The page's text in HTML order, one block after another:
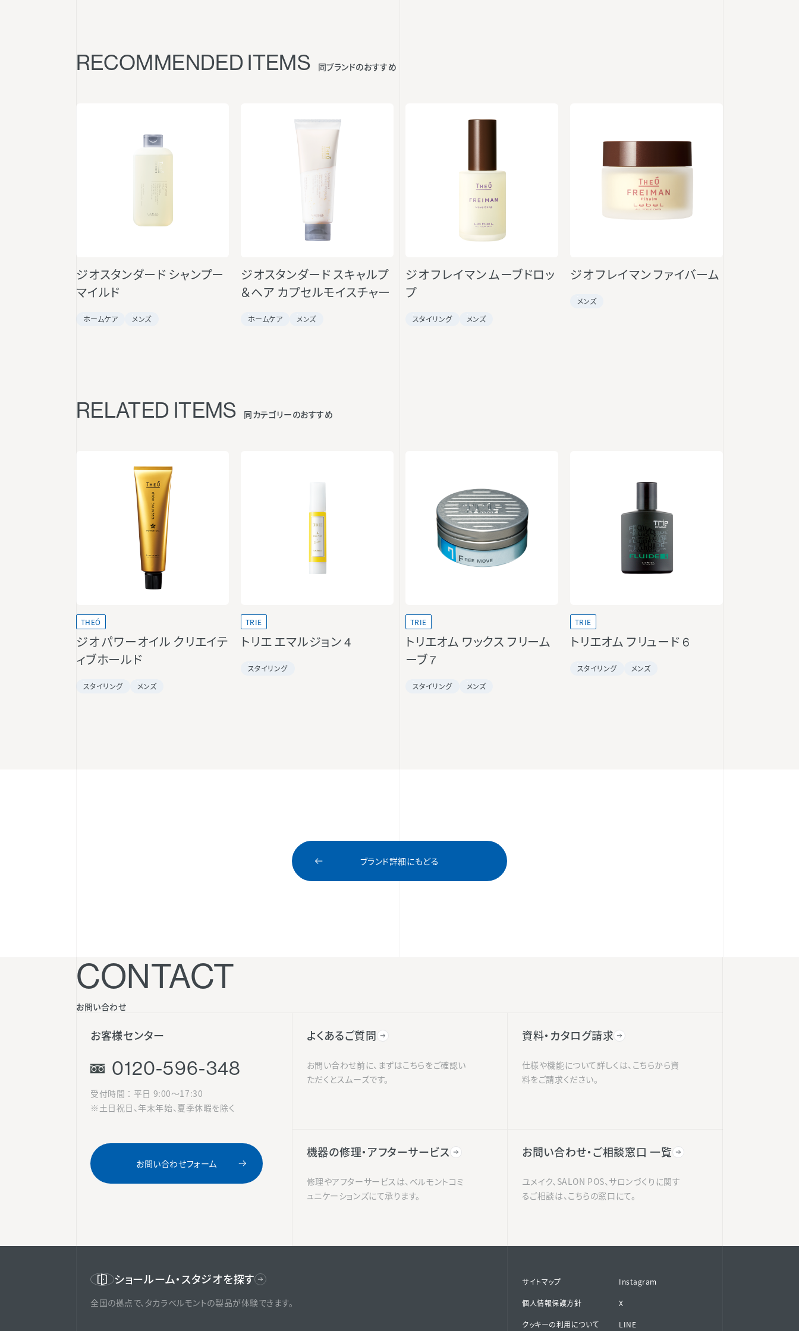
RECOMMENDED ITEMS 同ブランドのおすすめ
ジオスタンダード シャンプー
マイルド
ホームケア メンズ
ジオスタンダード スキャルプ
＆ヘア カプセルモイスチャー
ホームケア メンズ
ジオ フレイマン ムーブドロッ
プ
スタイリング メンズ
ジオ フレイマン ファイバーム
メンズ
RELATED ITEMS 同カテゴリーのおすすめ
THEÓ
ジオ パワーオイル クリエイテ
ィブホールド
スタイリング メンズ
TRIE
トリエ エマルジョン 4
スタイリング
TRIE
トリエオム ワックス フリーム
ーブ 7
スタイリング メンズ
TRIE
トリエオム フリュード 6
スタイリング メンズ
ブランド詳細にもどる
CONTACT
お問い合わせ
よくあるご質問
お問い合わせ前に、まずはこちらをご確認い
ただくとスムーズです。
資料・カタログ請求
仕様や機能について詳しくは、こちらから資
料をご請求ください。
機器の修理・アフターサービス
修理やアフターサービスは、ベルモントコミ
ュニケーションズにて承ります。
お問い合わせ・ご相談窓口 一覧
ユメイク、SALON POS、サロンづくりに関す
るご相談は、こちらの窓口にて。
お客様センター
0120-596-348
受付時間 ： 平日 9:00〜17:30
※土日祝日、年末年始、夏季休暇を除く
お問い合わせフォーム
ショールーム・スタジオを探す
全国の拠点で、タカラベルモントの製品が体験できます。
サイトマップ
個人情報保護方針
クッキーの利用について
Instagram
X
LINE